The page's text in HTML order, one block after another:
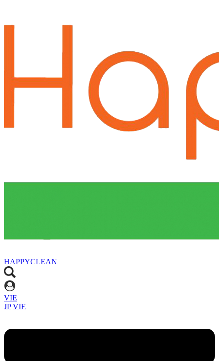
HAPPYCLEAN
VIE
JP VIE